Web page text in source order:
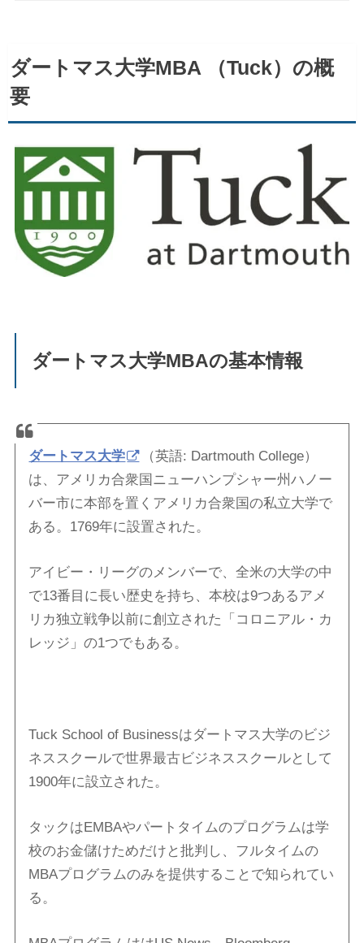
ダートマス大学MBA （Tuck）の概
要
ダートマス大学MBAの基本情報
ダートマス大学 （英語: Dartmouth College）
は、アメリカ合衆国ニューハンプシャー州ハノー
バー市に本部を置くアメリカ合衆国の私立大学で
ある。1769年に設置された。
アイビー・リーグのメンバーで、全米の大学の中
で13番目に長い歴史を持ち、本校は9つあるアメ
リカ独立戦争以前に創立された「コロニアル・カ
レッジ」の1つでもある。
Tuck School of Businessはダートマス大学のビジ
ネススクールで世界最古ビジネススクールとして
1900年に設立された。
タックはEMBAやパートタイムのプログラムは学
校のお金儲けためだけと批判し、フルタイムの
MBAプログラムのみを提供することで知られてい
る。